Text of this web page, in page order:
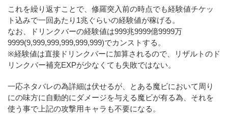
これを繰り返すことで、修羅突入前の時点でも経験値チケッ
ト込みで一回あたり1兆ぐらいの経験値が稼げる。
なお、ドリンクバーの経験値は999兆9999億9999万
9999(9,999,999,999,999,999)でカンストする。
※経験値は直接ドリンクバーに加算されるので、リザルトのド
リンクバー補充EXPが少なくても失敗ではない。
一応ネタバレの為詳細は伏せるが、とある魔ビにおいて周り
にの味方に自動的にダメージを与える魔ビが有る為、それを
使う事で上記の攻撃用キャラも不要になる。